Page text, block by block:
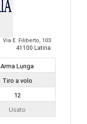
Via E. Filiberto, 103
41100 Latina
Arma Lunga
Tiro a volo
12
Usato